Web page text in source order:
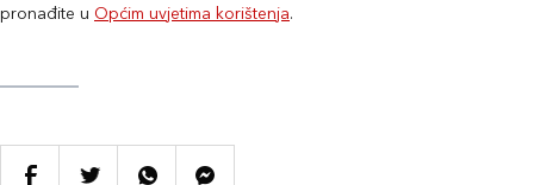
pronađite u Općim uvjetima korištenja.